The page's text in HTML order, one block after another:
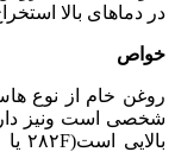
در دماهای بالا
خواص
روغن خام از نوع
شخصی است ونیز